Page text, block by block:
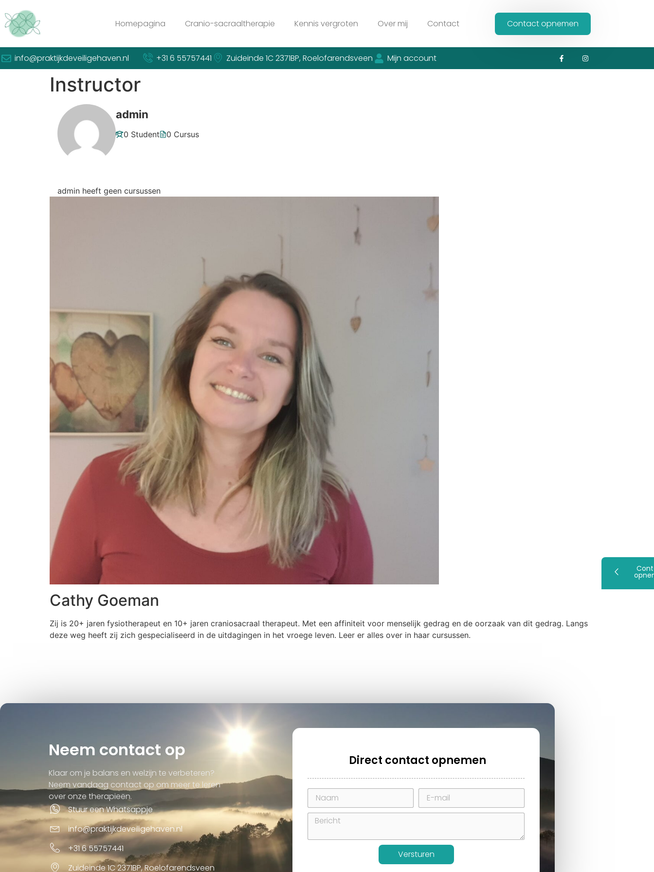
Homepagina Cranio-sacraaltherapie Kennis vergroten Over mij Contact Contact opnemen
info@praktijkdeveiligehaven.nl +31 6 55757441 Zuideinde 1C 2371BP, Roelofarendsveen Mijn account
Instructor
admin
0 Student 0 Cursus
admin heeft geen cursussen
Cathy Goeman
Zij is 20+ jaren fysiotherapeut en 10+ jaren craniosacraal therapeut. Met een affiniteit voor menselijk gedrag en de oorzaak van dit gedrag. Langs
deze weg heeft zij zich gespecialiseerd in de uitdagingen in het vroege leven. Leer er alles over in haar cursussen.
Neem contact op
Klaar om je balans en welzijn te verbeteren?
Neem vandaag contact op om meer te leren
over onze therapieën.
Stuur een Whatsappje
info@praktijkdeveiligehaven.nl
+31 6 55757441
Zuideinde 1C 2371BP, Roelofarendsveen
Direct contact opnemen
Versturen